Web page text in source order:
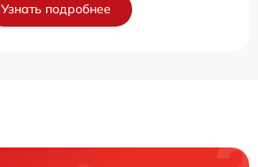
Узнать подробнее